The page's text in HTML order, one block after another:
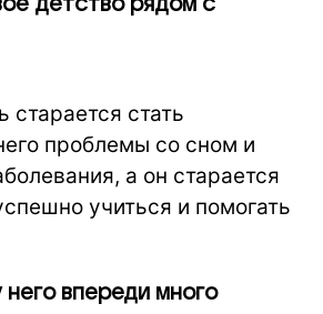
стать
проблемы со сном и
а он старается
учиться и помогать
впереди много